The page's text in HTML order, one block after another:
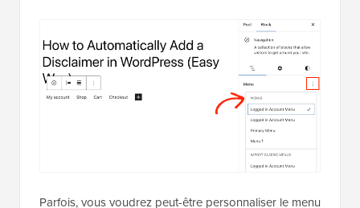
Parfois, vous voudrez peut-être personnaliser le menu